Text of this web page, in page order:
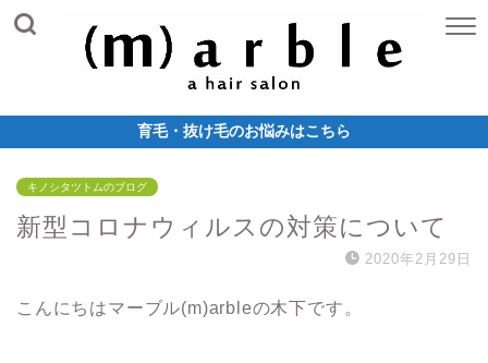
育毛・抜け毛のお悩みはこちら
キノシタツトムのブログ
新型コロナウィルスの対策について
2020年2月29日
こんにちはマーブル(m)arbleの木下です。